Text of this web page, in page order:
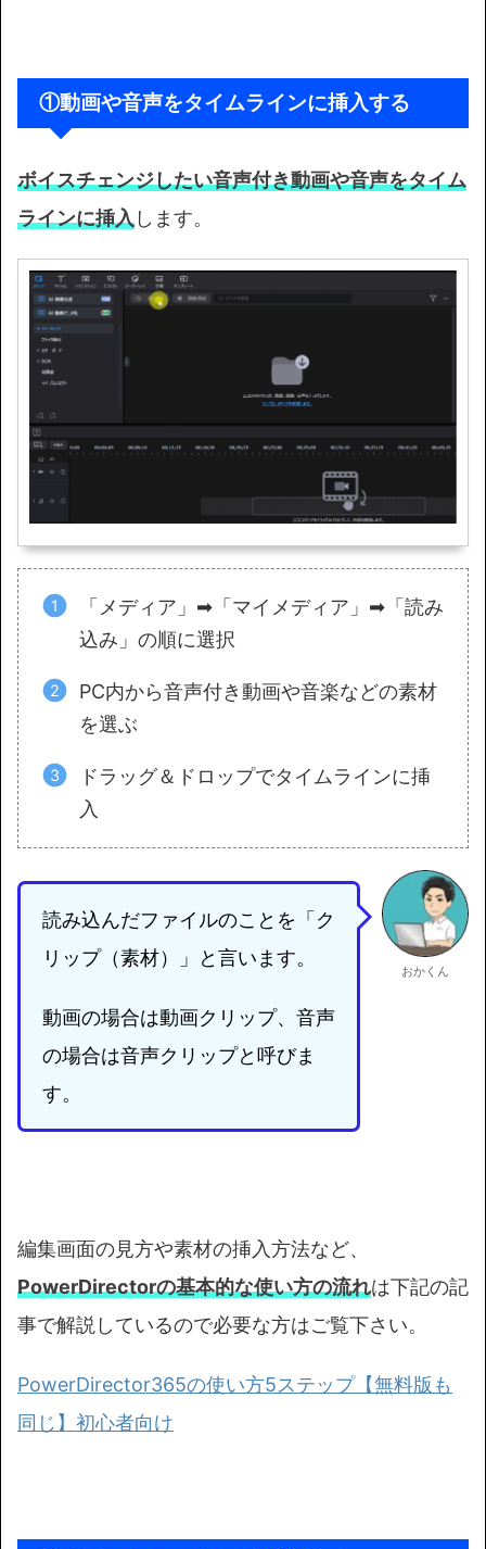
①動画や音声をタイムラインに挿入する
ボイスチェンジしたい音声付き動画や音声をタイム
ラインに挿入します。
「メディア」➡「マイメディア」➡「読み
込み」の順に選択
PC内から音声付き動画や音楽などの素材
を選ぶ
ドラッグ＆ドロップでタイムラインに挿
入
読み込んだファイルのことを「ク
リップ（素材）」と言います。
動画の場合は動画クリップ、音声
の場合は音声クリップと呼びま
す。
おかくん
編集画面の見方や素材の挿入方法など、
PowerDirectorの基本的な使い方の流れは下記の記
事で解説しているので必要な方はご覧下さい。
PowerDirector365の使い方5ステップ【無料版も
同じ】初心者向け